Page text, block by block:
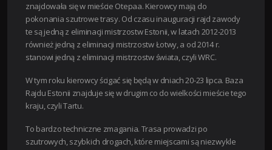
znajdowała się w mieście Otepaa. Kierowcy mają do
pokonania szutrowe trasy. Od czasu inauguracji rajd zawody
te są jedną z eliminacji mistrzostw Estonii, w latach 2012-2013
również jedną z eliminacji mistrzostw Łotwy, a od 2014 r.
stanowi jedną z eliminacji mistrzostw świata, czyli WRC.
W tym roku kierowcy ścigać się będą w dniach 20-23 lipca. Baza
Rajdu Estonii znajduje się w drugim co do wielkości mieście tego
kraju, czyli Tartu.
To bardzo techniczne zmagania. Trasa prowadzi po
szutrowych, szybkich drogach, które miejscami są niezwykle